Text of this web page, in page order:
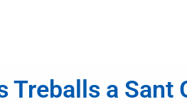
Treballs a Sant